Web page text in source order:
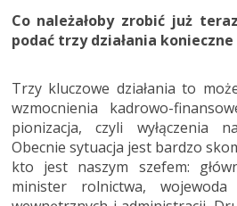
Co należałoby zrobić już
podać trzy działania
Trzy kluczowe działania to
wzmocnienia kadrowo-
pionizacja, czyli wyłączenia
Obecnie sytuacja jest bardzo
kto jest naszym szefem:
minister rolnictwa,